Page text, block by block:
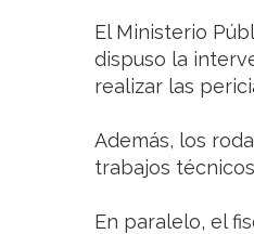
El Ministerio
dispuso la
realizar las
Además, los
trabajos
En paralelo, el